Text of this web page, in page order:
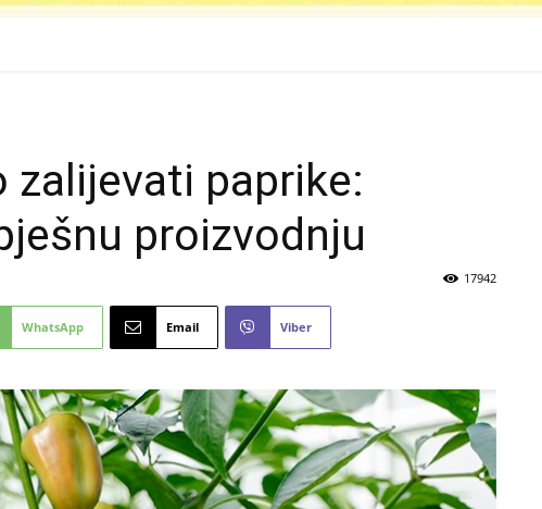
zalijevati paprike:
proizvodnju
17942
WhatsApp Email Viber